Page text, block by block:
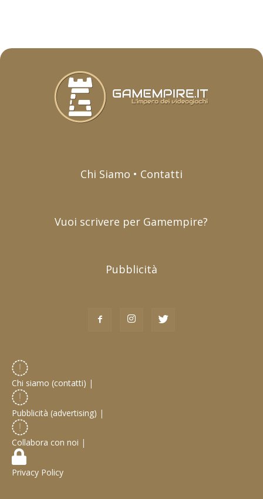
Chi Siamo • Contatti
Vuoi scrivere per Gamempire?
Pubblicità
Chi siamo (contatti) |
Pubblicità (advertising) |
Collabora con noi |
Privacy Policy